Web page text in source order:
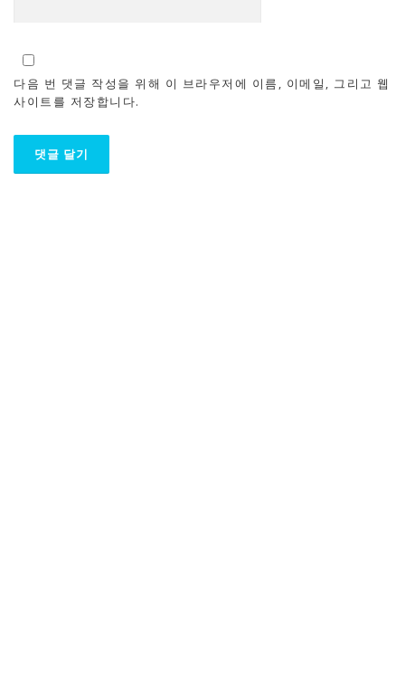
다음 번 댓글 작성을 위해 이 브라우저에 이름, 이메일, 그리고 웹
사이트를 저장합니다.